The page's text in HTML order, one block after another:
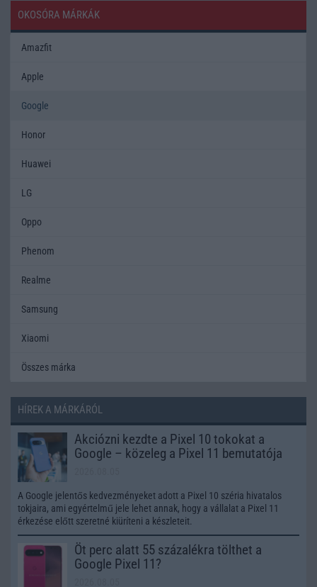
OKOSÓRA MÁRKÁK
Amazfit
Apple
Google
Honor
Huawei
LG
Oppo
Phenom
Realme
Samsung
Xiaomi
Összes márka
HÍREK A MÁRKÁRÓL
Akciózni kezdte a Pixel 10 tokokat a
Google – közeleg a Pixel 11 bemutatója
A Google jelentős kedvezményeket adott a Pixel 10 széria hivatalos
tokjaira, ami egyértelmű jele lehet annak, hogy a vállalat a Pixel 11
érkezése előtt szeretné kiüríteni a készleteit.
Öt perc alatt 55 százalékra tölthet a
Google Pixel 11?